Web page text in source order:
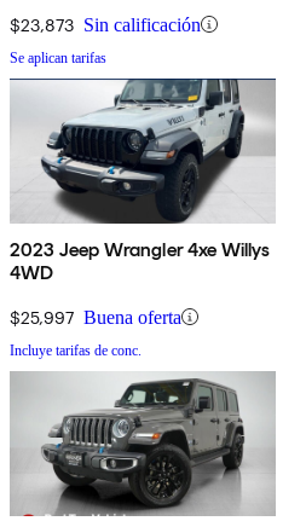
$23,873 Sin calificación
Se aplican tarifas
2023 Jeep Wrangler 4xe Willys
4WD
$25,997 Buena oferta
Incluye tarifas de conc.